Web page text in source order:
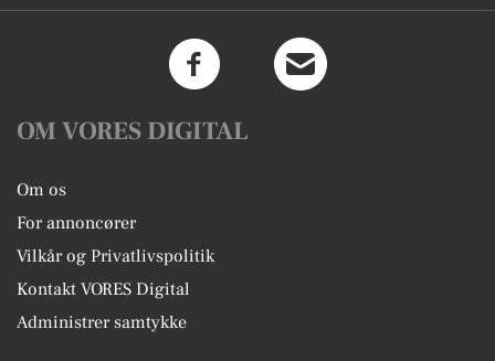
OM VORES DIGITAL
Om os
For annoncører
Vilkår og Privatlivspolitik
Kontakt VORES Digital
Administrer samtykke